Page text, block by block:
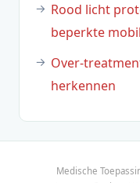
Rood licht
beperkte
Over-
herkennen
Medische